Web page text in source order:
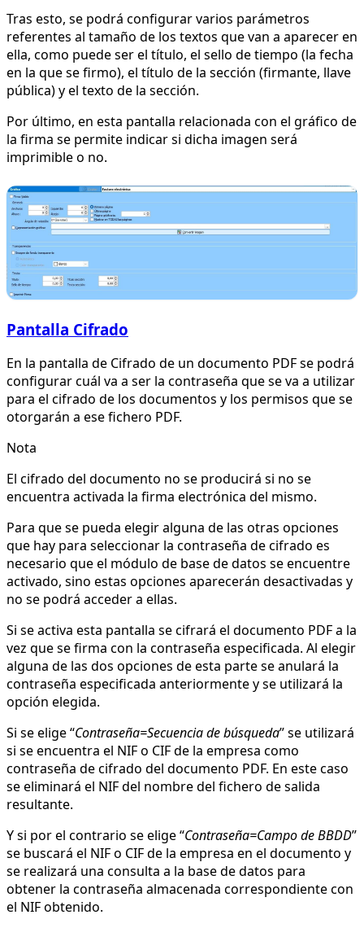
Tras esto, se podrá configurar varios parámetros
referentes al tamaño de los textos que van a aparecer en
ella, como puede ser el título, el sello de tiempo (la fecha
en la que se firmo), el título de la sección (firmante, llave
pública) y el texto de la sección.
Por último, en esta pantalla relacionada con el gráfico de
la firma se permite indicar si dicha imagen será
imprimible o no.
Pantalla Cifrado
En la pantalla de Cifrado de un documento PDF se podrá
configurar cuál va a ser la contraseña que se va a utilizar
para el cifrado de los documentos y los permisos que se
otorgarán a ese fichero PDF.
Nota
El cifrado del documento no se producirá si no se
encuentra activada la firma electrónica del mismo.
Para que se pueda elegir alguna de las otras opciones
que hay para seleccionar la contraseña de cifrado es
necesario que el módulo de base de datos se encuentre
activado, sino estas opciones aparecerán desactivadas y
no se podrá acceder a ellas.
Si se activa esta pantalla se cifrará el documento PDF a la
vez que se firma con la contraseña especificada. Al elegir
alguna de las dos opciones de esta parte se anulará la
contraseña especificada anteriormente y se utilizará la
opción elegida.
Si se elige “Contraseña=Secuencia de búsqueda” se utilizará
si se encuentra el NIF o CIF de la empresa como
contraseña de cifrado del documento PDF. En este caso
se eliminará el NIF del nombre del fichero de salida
resultante.
Y si por el contrario se elige “Contraseña=Campo de BBDD”
se buscará el NIF o CIF de la empresa en el documento y
se realizará una consulta a la base de datos para
obtener la contraseña almacenada correspondiente con
el NIF obtenido.